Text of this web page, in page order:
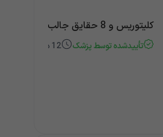
کلیتوریس و 8 حقایق جالب و باورنکردنی درباره آن
تأییدشده توسط پزشک 12 دقیقه